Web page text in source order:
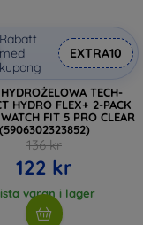
Rabatt
med
kupong
EXTRA10
TECH-
HYDRO FLEX+ 2-PACK
FIT 5 PRO CLEAR
(5906302323852)
136 kr
122 kr
varan i lager